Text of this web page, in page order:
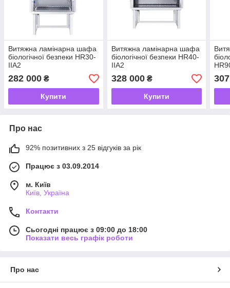
Витяжна ламінарна шафа
біологічної безпеки HR30-
IIA2
282 000 ₴
Купити
Витяжна ламінарна шафа
біологічної безпеки HR40-
IIA2
328 000₴
Купити
Про нас
92% позитивних з 25 відгуків за рік
Працює з 03.09.2014
м. Київ
Київ, Україна
Контакти
Сьогодні працює з 09:00 до 18:00
Показати весь графік роботи
Про нас